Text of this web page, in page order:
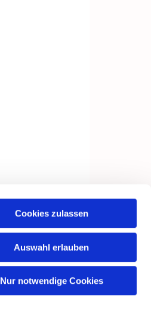
Cookies zulassen
Auswahl erlauben
Nur notwendige Cookies